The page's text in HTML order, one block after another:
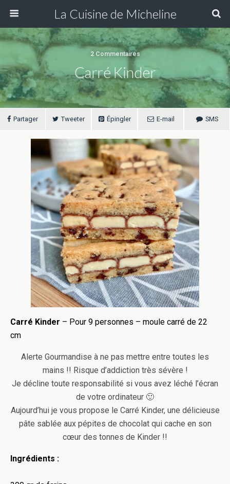
La Cuisine de Micheline
2 Commentaires
Carré Kinder
Partager Tweeter Épingler E-mail SMS
Carré Kinder – Pour 9 personnes – moule carré de 22
cm
Alerte Gourmandise à ne pas mettre entre toutes les
mains !! Risque d’addiction très sévère !
Je décline toute responsabilité si vous avez léché l’écran
de votre ordinateur 🙂
Aujourd’hui je vous propose le Carré Kinder, une délicieuse
pâte sablée aux pépites de chocolat qui cache en son
cœur des tonnes de Kinder !!
Ingrédients :